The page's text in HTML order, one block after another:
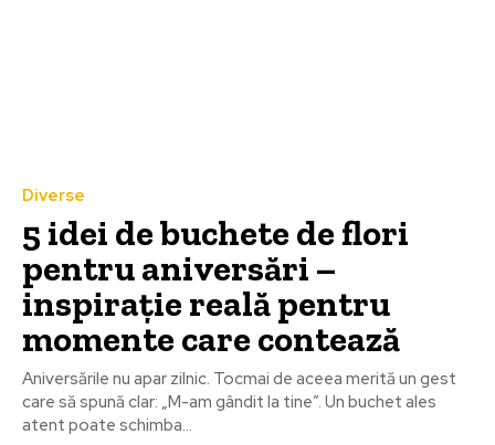
Diverse
5 idei de buchete de flori
pentru aniversări –
inspirație reală pentru
momente care contează
Aniversările nu apar zilnic. Tocmai de aceea merită un gest
care să spună clar: „M-am gândit la tine”. Un buchet ales
atent poate schimba...